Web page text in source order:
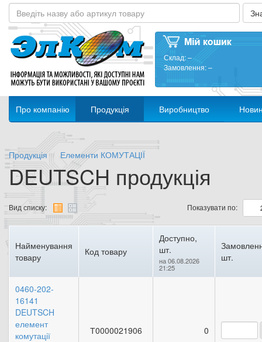
Склад:–
Замовлення:–
Про компанію Продукція Виробництво
Продукція Елементи КОМУТАЦІЇ
DEUTSCH продукція
Вид списку: Показувати по:
Найменування
товару
Код товару
Доступно,
шт.
на 06.08.2026
21:25
шт.
0460-202-
16141
DEUTSCH
елемент
комутації
Т0000021906 0